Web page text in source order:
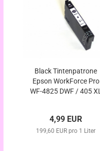
Black Tintenpatrone
Epson WorkForce Pro
WF-4825 DWF / 405 XL
4,99 EUR
199,60 EUR pro 1 Liter